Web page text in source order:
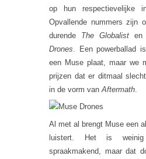
op hun respectievelijke
Opvallende nummers zijn
durende The Globalisten
Drones . Een powerballad
een Muse plaat, maar we
prijzen dat er ditmaal
in de vorm van Aftermath
Al met al brengt Muse een
luistert. Het is weinig
spraakmakend, maar dat